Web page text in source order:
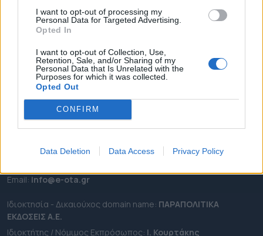
I want to opt-out of processing my
Personal Data for Targeted Advertising.
Opted In
I want to opt-out of Collection, Use,
Retention, Sale, and/or Sharing of my
Personal Data that Is Unrelated with the
Purposes for which it was collected.
Opted Out
CONFIRM
Data Deletion Data Access Privacy Policy
ΠΕΡΙΦΕΡΕΙΕΣ
OTA LEAKS
ΣΥΝΕΝΤΕΥΞΕΙΣ
ΑΠΟΨΕΙΣ
ΠΡΟΣΛΗΨΕΙΣ
e-ota.gr | Ταυτότητα
Καλλιθέα Αττικής
Εmail: info@e-ota.gr
Ιδιοκτησία - Δικαιούχος domain name: ΠΑΡΑΠΟΛΙΤΙΚΑ
ΕΚΔΟΣΕΙΣ A.E.
Ιδιοκτήτης / Νόμιμος Εκπρόσωπος: Ι. Κουρτάκης